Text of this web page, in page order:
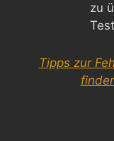
zu
Tipps zur